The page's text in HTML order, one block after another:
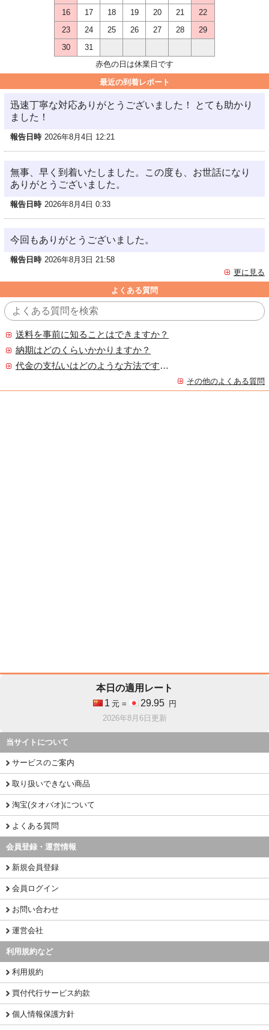
16
17 18 19 20 21
22
23
24 25 26 27 28
29
30
31
赤色の日は休業日です
最近の到着レポート
迅速丁寧な対応ありがとうございました！ とても助かり
ました！
報告日時 2026年8月4日 12:21
無事、早く到着いたしました。この度も、お世話になり
ありがとうございました。
報告日時 2026年8月4日 0:33
今回もありがとうございました。
報告日時 2026年8月3日 21:58
更に見る
よくある質問
送料を事前に知ることはできますか？
納期はどのくらいかかりますか？
代金の支払いはどのような方法ですか？
その他のよくある質問
本日の適用レート
1 元 = 29.95
円
2026年8月6日更新
当サイトについて
サービスのご案内
取り扱いできない商品
淘宝(タオバオ)について
よくある質問
会員登録・運営情報
新規会員登録
会員ログイン
お問い合わせ
運営会社
利用規約など
利用規約
買付代行サービス約款
個人情報保護方針